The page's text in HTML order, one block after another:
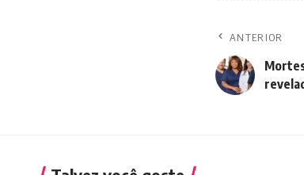
ANTERIOR